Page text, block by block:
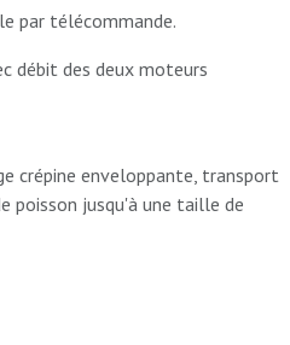
par télécommande.
débit des deux moteurs
crépine enveloppante, transport
poisson jusqu'à une taille de